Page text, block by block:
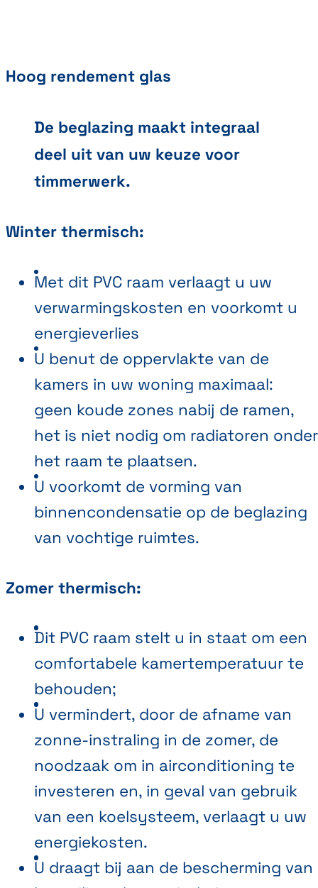
Hoog rendement glas
De beglazing maakt integraal
deel uit van uw keuze voor
timmerwerk.
Winter thermisch:
Met dit PVC raam verlaagt u uw
verwarmingskosten en voorkomt u
energieverlies
U benut de oppervlakte van de
kamers in uw woning maximaal:
geen koude zones nabij de ramen,
het is niet nodig om radiatoren onder
het raam te plaatsen.
U voorkomt de vorming van
binnencondensatie op de beglazing
van vochtige ruimtes.
Zomer thermisch:
Dit PVC raam stelt u in staat om een
comfortabele kamertemperatuur te
behouden;
U vermindert, door de afname van
zonne-instraling in de zomer, de
noodzaak om in airconditioning te
investeren en, in geval van gebruik
van een koelsysteem, verlaagt u uw
energiekosten.
U draagt bij aan de bescherming van